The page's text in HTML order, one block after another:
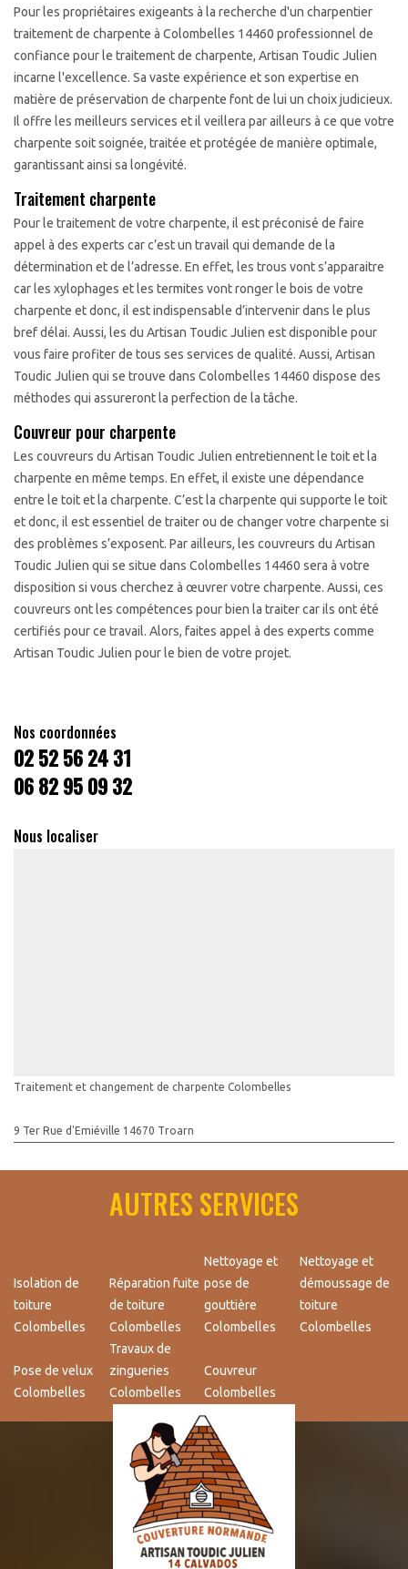
Pour les propriétaires exigeants à la recherche d'un charpentier
traitement de charpente à Colombelles 14460 professionnel de
confiance pour le traitement de charpente, Artisan Toudic Julien
incarne l'excellence. Sa vaste expérience et son expertise en
matière de préservation de charpente font de lui un choix judicieux.
Il offre les meilleurs services et il veillera par ailleurs à ce que votre
charpente soit soignée, traitée et protégée de manière optimale,
garantissant ainsi sa longévité.
Traitement charpente
Pour le traitement de votre charpente, il est préconisé de faire
appel à des experts car c’est un travail qui demande de la
détermination et de l’adresse. En effet, les trous vont s’apparaitre
car les xylophages et les termites vont ronger le bois de votre
charpente et donc, il est indispensable d’intervenir dans le plus
bref délai. Aussi, les du Artisan Toudic Julien est disponible pour
vous faire profiter de tous ses services de qualité. Aussi, Artisan
Toudic Julien qui se trouve dans Colombelles 14460 dispose des
méthodes qui assureront la perfection de la tâche.
Couvreur pour charpente
Les couvreurs du Artisan Toudic Julien entretiennent le toit et la
charpente en même temps. En effet, il existe une dépendance
entre le toit et la charpente. C’est la charpente qui supporte le toit
et donc, il est essentiel de traiter ou de changer votre charpente si
des problèmes s’exposent. Par ailleurs, les couvreurs du Artisan
Toudic Julien qui se situe dans Colombelles 14460 sera à votre
disposition si vous cherchez à œuvrer votre charpente. Aussi, ces
couvreurs ont les compétences pour bien la traiter car ils ont été
certifiés pour ce travail. Alors, faites appel à des experts comme
Artisan Toudic Julien pour le bien de votre projet.
Nos coordonnées
02 52 56 24 31
06 82 95 09 32
Nous localiser
Traitement et changement de charpente Colombelles
9 Ter Rue d'Emiéville 14670 Troarn
AUTRES SERVICES
Isolation de
toiture
Colombelles
Réparation fuite
de toiture
Colombelles
Nettoyage et
pose de
gouttière
Colombelles
Nettoyage et
démoussage de
toiture
Colombelles
Pose de velux
Colombelles
Travaux de
zingueries
Colombelles
Couvreur
Colombelles